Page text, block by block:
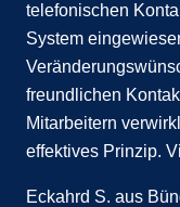
telefonischen
System
freundlichen
Mitarbeitern
effektives Prinzip.
Eckahrd S. aus